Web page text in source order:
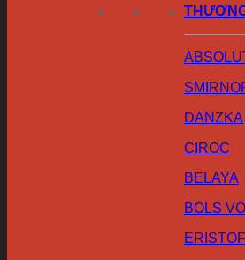
DANZKA
CIROC
BELAYA
BOLS